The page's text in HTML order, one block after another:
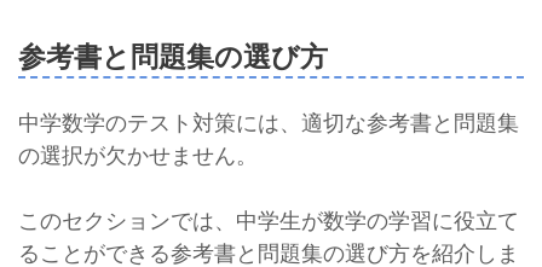
参考書と問題集の選び方
中学数学のテスト対策には、適切な参考書と問題集
の選択が欠かせません。
このセクションでは、中学生が数学の学習に役立て
ることができる参考書と問題集の選び方を紹介しま